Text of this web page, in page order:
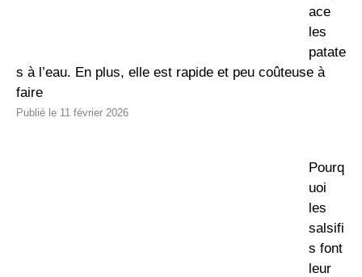
ace
les
patate
s à l’eau. En plus, elle est rapide et peu coûteuse à
faire
11 février 2026
Pourq
uoi
les
salsifi
s font
leur